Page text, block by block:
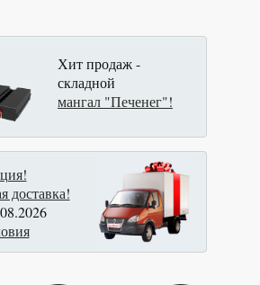
Хит продаж -
складной
мангал "Печенег"!
доставка!